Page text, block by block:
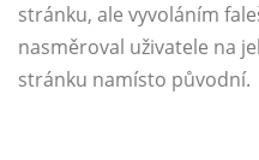
stránku, ale vyvoláním
nasměroval uživatele na
stránku namísto původní.